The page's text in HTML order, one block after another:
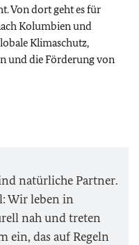
Von dort geht es für
Kolumbien und
Klimaschutz,
und die Förderung von
natürliche Partner.
Wir leben in
nah und treten
ein, das auf Regeln